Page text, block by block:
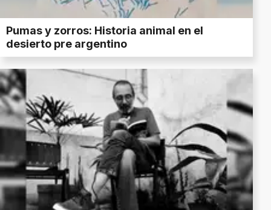
Pumas y zorros: Historia animal en el
desierto pre argentino